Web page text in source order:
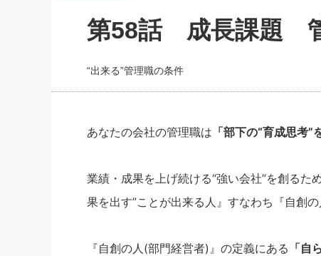
がよいのでしょうか！
2026.08.7
強い会社を築く ビジネス・クリニック(240)
日本レーザー「人を大切にしながら利益を上げ
武器としてのM&A入門(3)
継続経営 百話百行(85)
ロングセラーの玉手箱(9)
は(5)
最高の自分を表現する 成功イメー
中国経済の最新
事業承継の前に
ピョー
次もあ
社長の
酒井英
第58話 成長課題
“出来る”管理職の条件
あなたの会社の管理職は 「部下の“育成思考”
業績・成果を上げ続ける“強い会社”を創るた
果を出す”ことが出来る人』すなわち『自創
『自創の人(部門経営者)』の定義にある 「自